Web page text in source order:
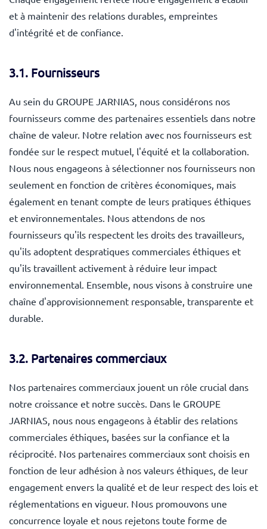
et à maintenir des relations durables, empreintes
d'intégrité et de confiance.
3.1. Fournisseurs
Au sein du GROUPE JARNIAS, nous considérons nos
fournisseurs comme des partenaires essentiels dans notre
chaîne de valeur. Notre relation avec nos fournisseurs est
fondée sur le respect mutuel, l'équité et la collaboration.
Nous nous engageons à sélectionner nos fournisseurs non
seulement en fonction de critères économiques, mais
également en tenant compte de leurs pratiques éthiques
et environnementales. Nous attendons de nos
fournisseurs qu'ils respectent les droits des travailleurs,
qu'ils adoptent despratiques commerciales éthiques et
qu'ils travaillent activement à réduire leur impact
environnemental. Ensemble, nous visons à construire une
chaîne d'approvisionnement responsable, transparente et
durable.
3.2. Partenaires commerciaux
Nos partenaires commerciaux jouent un rôle crucial dans
notre croissance et notre succès. Dans le GROUPE
JARNIAS, nous nous engageons à établir des relations
commerciales éthiques, basées sur la confiance et la
réciprocité. Nos partenaires commerciaux sont choisis en
fonction de leur adhésion à nos valeurs éthiques, de leur
engagement envers la qualité et de leur respect des lois et
réglementations en vigueur. Nous promouvons une
concurrence loyale et nous rejetons toute forme de